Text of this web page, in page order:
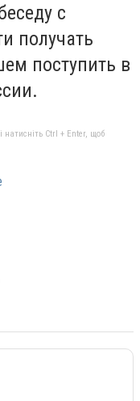
с
получать
поступить в
натисніть Ctrl + Enter, щоб